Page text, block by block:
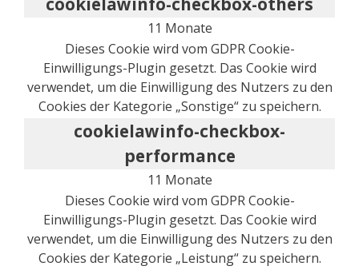
11 Monate
Dieses Cookie wird vom GDPR Cookie-
Einwilligungs-Plugin gesetzt. Das Cookie wird
verwendet, um die Einwilligung des Nutzers zu den
Cookies der Kategorie „Sonstige“ zu speichern.
cookielawinfo-checkbox-
performance
11 Monate
Dieses Cookie wird vom GDPR Cookie-
Einwilligungs-Plugin gesetzt. Das Cookie wird
verwendet, um die Einwilligung des Nutzers zu den
Cookies der Kategorie „Leistung“ zu speichern.